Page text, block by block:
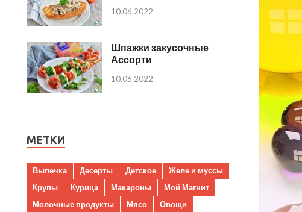
10.06.2022
Шпажки закусочные
Ассорти
10.06.2022
МЕТКИ
Выпечка Десерты Детское
Желе и муссы
Крупы
Курица Макароны
Мой Магнит
Молочные продукты
Мясо
Овощи